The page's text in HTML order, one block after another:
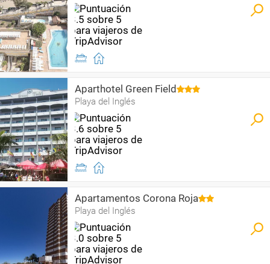
Aparthotel Green Field
Playa del Inglés
Apartamentos Corona Roja
Playa del Inglés